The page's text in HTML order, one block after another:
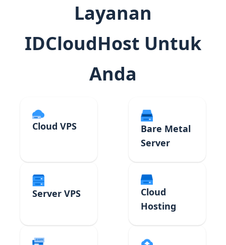
Layanan
IDCloudHost Untuk
Anda
Cloud VPS
Bare Metal
Server
Server VPS
Cloud
Hosting